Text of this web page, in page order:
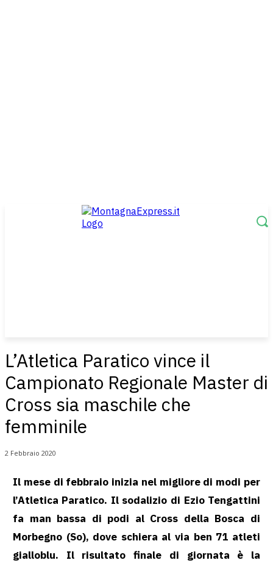
L’Atletica Paratico vince il
Campionato Regionale Master di
Cross sia maschile che
femminile
2 Febbraio 2020
Il mese di febbraio inizia nel migliore di modi per
l’Atletica Paratico. Il sodalizio di Ezio Tengattini
fa man bassa di podi al Cross della Bosca di
Morbegno (So), dove schiera al via ben 71 atleti
gialloblu. Il risultato finale di giornata è la